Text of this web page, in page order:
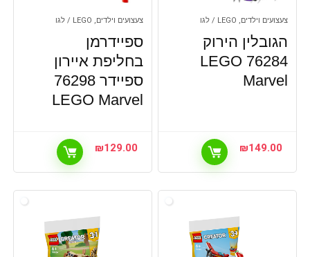
צעצועים וילדים, LEGO / לגו
הגובלין הירוק
76284 LEGO
Marvel
₪149.00
צעצועים וילדים, LEGO / לגו
ספיידרמן
בחליפת איירון
ספיידר 76298
LEGO Marvel
₪129.00